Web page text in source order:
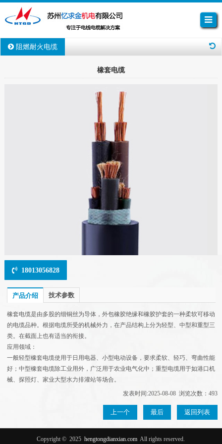
阻燃耐火电缆
橡套电缆
18013056828
产品介绍 技术参数
橡套电缆是由多股的细铜丝为导体，外包橡胶绝缘和橡胶护套的一种柔软可移动
的电缆品种。根据电缆所受的机械外力，在产品结构上分为轻型、中型和重型三
类。在截面上也有适当的衔接。
应用领域：
一般轻型橡套电缆使用于日用电器、小型电动设备，要求柔软、轻巧、弯曲性能
好；中型橡套电缆除工业用外，广泛用于农业电气化中；重型电缆用于如港口机
械、探照灯、家业大型水力排灌站等场合。
发表时间:2025-08-08 浏览次数：493
上一个 最后 返回列表
Copyright ©2025 hengtongdianxian.com All rights reserved.